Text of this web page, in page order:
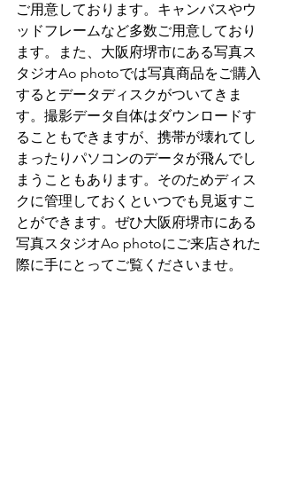
ご用意しております。キャンバスやウ
ッドフレームなど多数ご用意しており
ます。また、大阪府堺市にある写真ス
タジオAo photoでは写真商品をご購入
するとデータディスクがついてきま
す。撮影データ自体はダウンロードす
ることもできますが、携帯が壊れてし
まったりパソコンのデータが飛んでし
まうこともあります。そのためディス
クに管理しておくといつでも見返すこ
とができます。ぜひ大阪府堺市にある
写真スタジオAo photoにご来店された
際に手にとってご覧くださいませ。